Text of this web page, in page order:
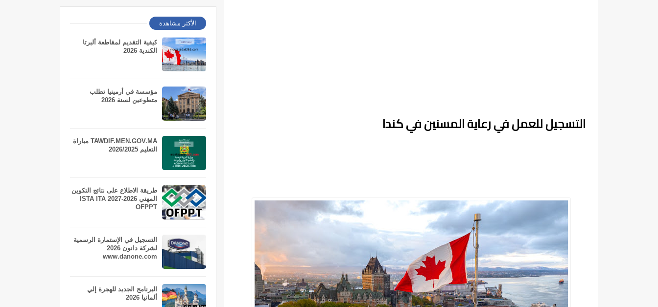
التسجيل للعمل في رعاية المسنين في كندا
الأكثر مشاهدة
كيفية التقديم لمقاطعة ألبرتا
الكندية 2026
مؤسسة في أرمينيا تطلب
متطوعين لسنة 2026
TAWDIF.MEN.GOV.MA مباراة
التعليم 2026/2025
طريقة الاطلاع على نتائج التكوين
المهني 2026-2027 ISTA ITA
OFPPT
التسجيل في الإستمارة الرسمية
لشركة دانون 2026
www.danone.com
البرنامج الجديد للهجرة إلي
ألمانيا 2026